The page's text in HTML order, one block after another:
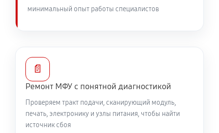
минимальный опыт работы специалистов
📄
Ремонт МФУ с понятной диагностикой
Проверяем тракт подачи, сканирующий модуль,
печать, электронику и узлы питания, чтобы найти
источник сбоя